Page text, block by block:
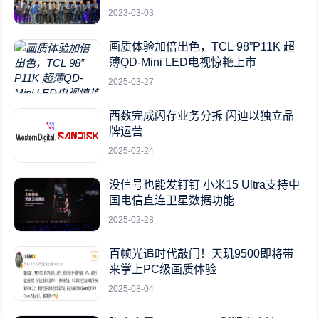
2023-03-03
画质体验加倍出色，TCL 98”P11K 超
薄QD-Mini LED电视惊艳上市
2025-03-27
西数完成闪存业务分拆 闪迪以独立品
牌运营
2025-02-24
没信号也能发钉钉 小米15 Ultra支持中
国电信直连卫星数据功能
2025-02-28
百帧光追时代敲门！天玑9500即将带
来掌上PC级画质体验
2025-08-04